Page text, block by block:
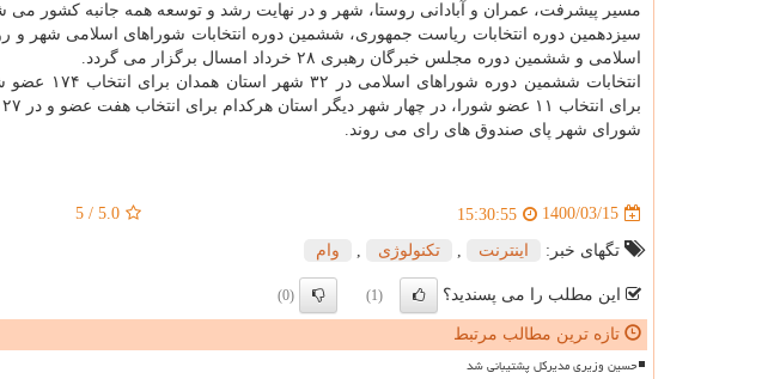
مسیر پیشرفت، عمران و آبادانی روستا، شهر و در نهایت رشد و توسعه همه جانبه کشور می
سیزدهمین دوره انتخابات ریاست جمهوری، ششمین دوره انتخابات شوراهای اسلامی شهر و
اسلامی و ششمین دوره مجلس خبرگان رهبری ۲۸ خرداد امسال برگزار می گردد.
انتخابات
شورای شهر پای صندوق های رای می روند.
1400/03/15
15:30:55
5.0
/
5
تگهای خبر: اینترنت تكنولوژی وام
این مطلب را می پسندید؟ (1)
(0)
تازه ترین مطالب مرتبط
حسین وزیری مدیرکل پشتیبانی شد